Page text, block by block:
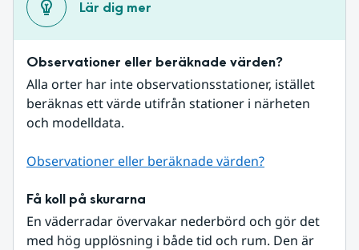
Lär dig mer
Observationer eller beräknade värden?
Alla orter har inte observationsstationer, istället
beräknas ett värde utifrån stationer i närheten
och modelldata.
Observationer eller beräknade värden?
Få koll på skurarna
En väderradar övervakar nederbörd och gör det
med hög upplösning i både tid och rum. Den är